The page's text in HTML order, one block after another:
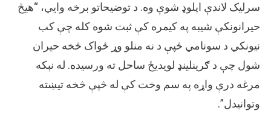
سرلیک لاندې اپلوډ شوې وه. د توضیحاتو برخه وايي، “هیڅ
حیرانونکې شیبه په کیمره کې ثبت شوه کله چې کب
نیونکي د سونامي څپې د نه منلو وړ ځواک څخه حیران
شول چې د ګرینلینډ لویدیځ ساحل ته ورسیده. له نېکه
مرغه درې واړه په سم وخت کې له څپې څخه تیښته
وتوانیدل”.